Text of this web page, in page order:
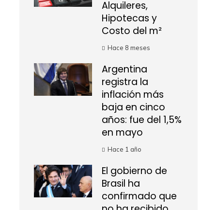
Alquileres,
Hipotecas y
Costo del m²
Hace 8 meses
Argentina
registra la
inflación más
baja en cinco
años: fue del 1,5%
en mayo
Hace 1 año
El gobierno de
Brasil ha
confirmado que